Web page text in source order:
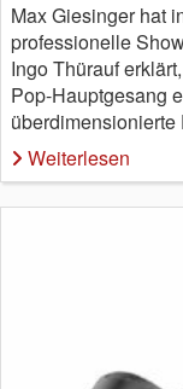
Max Giesinger hat
professionelle
Ingo Thürauf
Pop-Hauptgesang
überdimensionierte
Weiterlesen